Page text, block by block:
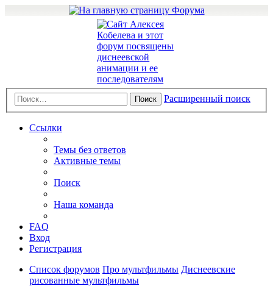
Поиск Расширенный поиск
Ссылки
Темы без ответов
Активные темы
Поиск
Наша команда
FAQ
Вход
Регистрация
Список форумов Про мультфильмы Диснеевские
рисованные мультфильмы